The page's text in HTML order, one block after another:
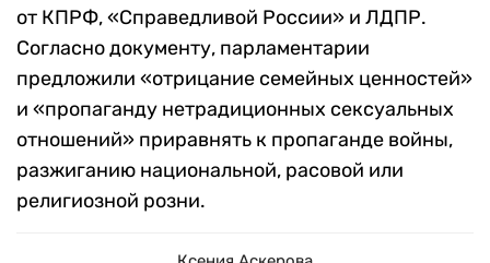
от КПРФ, «Справедливой России» и ЛДПР.
Согласно документу, парламентарии
предложили «отрицание семейных ценностей»
и «пропаганду нетрадиционных сексуальных
отношений» приравнять к пропаганде войны,
разжиганию национальной, расовой или
религиозной розни.